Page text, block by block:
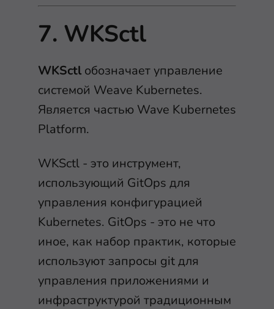
7. WKSctl
WKSctl обозначает управление
системой Weave Kubernetes.
Является частью Wave Kubernetes
Platform.
WKSctl - это инструмент,
использующий GitOps для
управления конфигурацией
Kubernetes. GitOps - это не что
иное, как набор практик, которые
используют запросы git для
управления приложениями и
инфраструктурой традиционным